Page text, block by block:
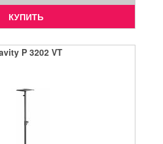
КУПИТЬ
P 3202 VT